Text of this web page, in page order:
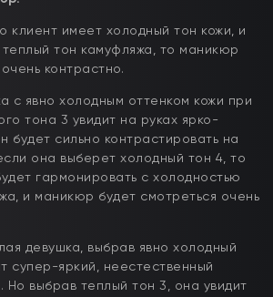
клиент имеет холодный тон кожи, и
теплый тон камуфляжа, то маникюр
контрастно.
с явно холодным оттенком кожи при
тона 3 увидит на руках ярко-
будет сильно контрастировать на
она выберет холодный тон 4, то
гармонировать с холодностью
и маникюр будет смотреться очень
девушка, выбрав явно холодный
супер-яркий, неестественный
Но выбрав теплый тон 3, она увидит